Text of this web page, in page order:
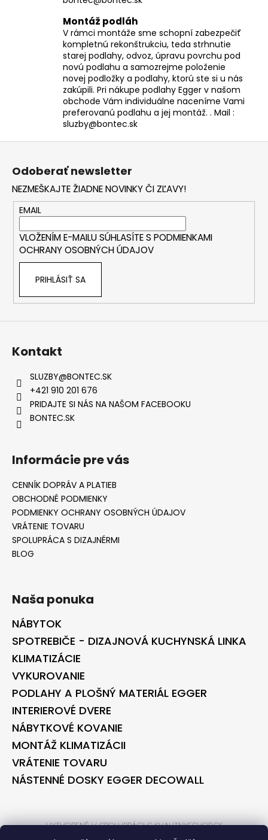
Montáž podláh
V rámci montáže sme schopní zabezpečiť
kompletnú rekonštrukciu, teda strhnutie
starej podlahy, odvoz, úpravu povrchu pod
novú podlahu a samozrejme položenie
novej podložky a podlahy, ktorú ste si u nás
zakúpili. Pri nákupe podlahy Egger v našom
obchode Vám individuálne naceníme Vami
preferovanú podlahu a jej montáž. . Mail :
sluzby@bontec.sk
Z
Odoberať newsletter
NEZMEŠKAJTE ŽIADNE NOVINKY ČI ZĽAVY!
EMAIL
VLOŽENÍM E-MAILU SÚHLASÍTE S PODMIENKAMI
OCHRANY OSOBNÝCH ÚDAJOV
PRIHLÁSIŤ SA
Kontakt
SLUZBY@BONTEC.SK
+421 910 201 676
PRIDAJTE SI NÁS NA NAŠOM FACEBOOKU
BONTEC.SK
Informácie pre vás
CENNÍK DOPRÁV A PLATIEB
OBCHODNÉ PODMIENKY
PODMIENKY OCHRANY OSOBNÝCH ÚDAJOV
VRÁTENIE TOVARU
SPOLUPRÁCA S DIZAJNÉRMI
BLOG
Naša ponuka
NÁBYTOK
SPOTREBIČE - DIZAJNOVÁ KUCHYNSKÁ LINKA
KLIMATIZÁCIE
VYKUROVANIE
PODLAHY A PLOŠNÝ MATERIÁL EGGER
INTERIEROVÉ DVERE
NÁBYTKOVÉ KOVANIE
MONTÁŽ KLIMATIZÁCII
VRÁTENIE TOVARU
NÁSTENNÉ DOSKY EGGER DECOWALL
VYTVORENÉ V SPOLUPRÁCI S KVALITNYESHOP.SK
VYTVORENÉ V SPOLUPRÁCI S BONTEC.SK